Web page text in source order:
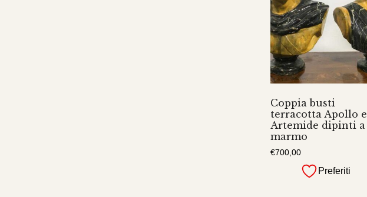
Coppia busti
terracotta Apollo e
Artemide dipinti a
marmo
€700,00
Preferiti